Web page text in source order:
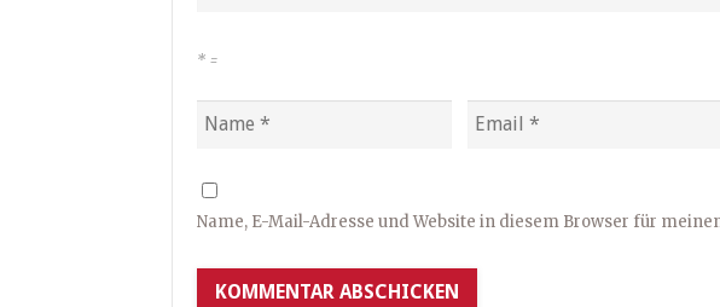
* =
Name, E-Mail-Adresse und Website in diesem Browser für